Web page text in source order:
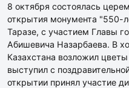
8 октября состоялась
открытия монумента "550-
Таразе, с участием Главы
Абишевича Назарбаева. В
Казахстана возложил
выступил с
открытии принял участие